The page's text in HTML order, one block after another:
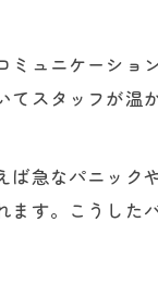
後等デイサービ
いデイサービス
きる成長の変化
生む安心感
ュニケーショ
スタッフが温
急なパニック
す。こうした